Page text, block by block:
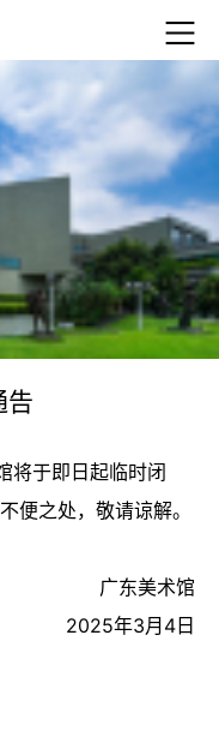
告
将于即日起临时闭
便之处，敬请谅解。
广东美术馆
2025年3月4日